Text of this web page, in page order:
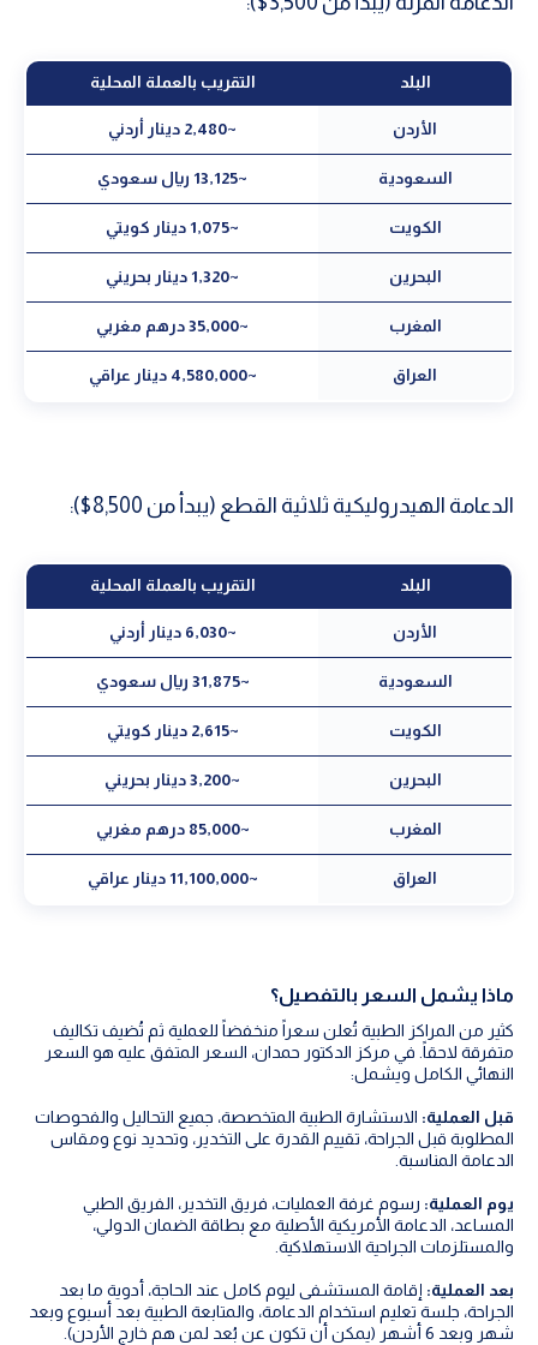
البلد التقريب بالعملة المحلية
الأردن ~2,480 دينار أردني
السعودية ~13,125 ريال سعودي
الكويت ~1,075 دينار كويتي
البحرين ~1,320 دينار بحريني
المغرب ~35,000 درهم مغربي
العراق ~4,580,000 دينار عراقي
الدعامة الهيدروليكية ثلاثية القطع (يبدأ من 8,500$):
البلد التقريب بالعملة المحلية
الأردن ~6,030 دينار أردني
السعودية ~31,875 ريال سعودي
الكويت ~2,615 دينار كويتي
البحرين ~3,200 دينار بحريني
المغرب ~85,000 درهم مغربي
العراق ~11,100,000 دينار عراقي
ماذا يشمل السعر بالتفصيل؟
كثير من المراكز الطبية تُعلن سعراً منخفضاً للعملية ثم تُضيف تكاليف
متفرقة لاحقاً. في مركز الدكتور حمدان، السعر المتفق عليه هو السعر
النهائي الكامل ويشمل:
قبل العملية: الاستشارة الطبية المتخصصة، جميع التحاليل والفحوصات
المطلوبة قبل الجراحة، تقييم القدرة على التخدير، وتحديد نوع ومقاس
الدعامة المناسبة.
يوم العملية: رسوم غرفة العمليات، فريق التخدير، الفريق الطبي
المساعد، الدعامة الأمريكية الأصلية مع بطاقة الضمان الدولي،
والمستلزمات الجراحية الاستهلاكية.
بعد العملية: إقامة المستشفى ليوم كامل عند الحاجة، أدوية ما بعد
الجراحة، جلسة تعليم استخدام الدعامة، والمتابعة الطبية بعد أسبوع وبعد
شهر وبعد 6 أشهر (يمكن أن تكون عن بُعد لمن هم خارج الأردن).